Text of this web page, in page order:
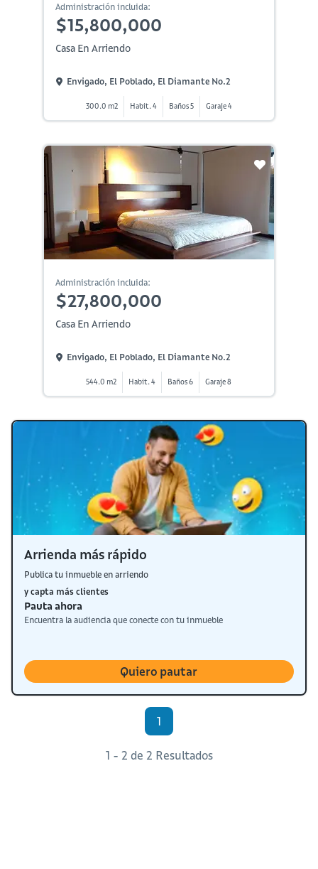
Administración incluida:
$15,800,000
Casa En Arriendo
Envigado, El Poblado, El Diamante No.2
300.0 m2 Habit. 4 Baños 5 Garaje 4
Administración incluida:
$27,800,000
Casa En Arriendo
Envigado, El Poblado, El Diamante No.2
544.0 m2 Habit. 4 Baños 6 Garaje 8
Arrienda más rápido
Publica tu inmueble en arriendo
y capta más clientes
Pauta ahora
Encuentra la audiencia que conecte con tu inmueble
Quiero pautar
1
1 - 2 de 2 Resultados